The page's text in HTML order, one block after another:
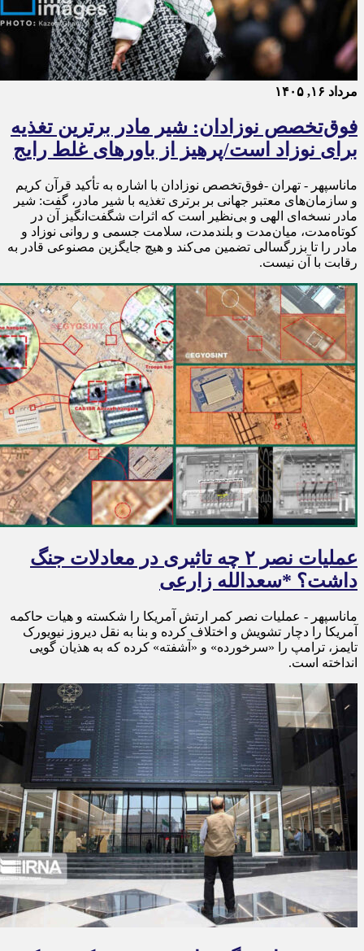
مرداد ۱۶, ۱۴۰۵
فوق‌تخصص نوزادان: شیر مادر برترین تغذیه
برای نوزاد است/پرهیز از باورهای غلط رایج
ماناسپهر - تهران -فوق‌تخصص نوزادان با اشاره به تأکید قرآن کریم
و سازمان‌های معتبر جهانی بر برتری تغذیه با شیر مادر، گفت: شیر
مادر نسخه‌ای الهی و بی‌نظیر است که اثرات شگفت‌انگیز آن در
کوتاه‌مدت، میان‌مدت و بلندمدت، سلامت جسمی و روانی نوزاد و
مادر را تا بزرگسالی تضمین می‌کند و هیچ جایگزین مصنوعی قادر به
رقابت با آن نیست.
عملیات نصر ۲ چه تاثیری در معادلات جنگ
داشت؟ *سعدالله زارعی
ماناسپهر - عملیات نصر کمر ارتش آمریکا را شکسته و هیات حاکمه
آمریکا را دچار تشویش و اختلاف کرده و بنا به نقل دیروز نیویورک
تایمز، ترامپ را «سرخورده» و «آشفته» کرده که به هذیان گویی
انداخته است.